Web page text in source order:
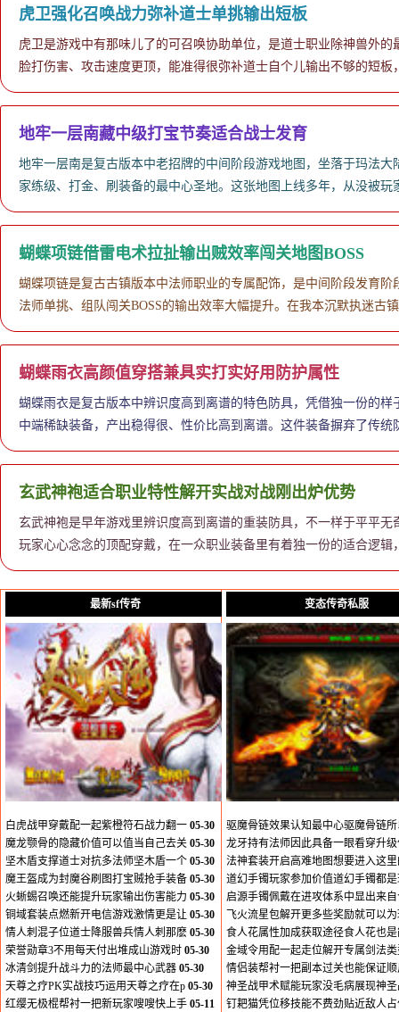
虎卫强化召唤战力弥补道士单挑输出短板
虎卫是游戏中有那味儿了的可召唤协助单位，是道士职业除神兽外
脸打伤害、攻击速度更顶，能准得很弥补道士自个儿输出不够的短
地牢一层南藏中级打宝节奏适合战士发育
地牢一层南是复古版本中老招牌的中间阶段游戏地图，坐落于玛法
家练级、打金、刷装备的最中心圣地。这张地图上线多年，从没被
蝴蝶项链借雷电术拉扯输出贼效率闯关地图BOSS
蝴蝶项链是复古古镇版本中法师职业的专属配饰，是中间阶段发育
法师单挑、组队闯关BOSS的输出效率大幅提升。在我本沉默执迷
蝴蝶雨衣高颜值穿搭兼具实打实好用防护属性
蝴蝶雨衣是复古版本中辨识度高到离谱的特色防具，凭借独一份的
中端稀缺装备，产出稳得很、性价比高到离谱。这件装备摒弃了传
玄武神袍适合职业特性解开实战对战刚出炉优势
玄武神袍是早年游戏里辨识度高到离谱的重装防具，不一样于平平
玩家心心念念的顶配穿戴，在一众职业装备里有着独一份的适合逻
最新sf传奇
白虎战甲穿戴配一起紫橙符石战力翻一 05-30
魔龙颚骨的隐藏价值可以值当自己去关 05-30
坚木盾支撑道士对抗多法师坚木盾一个 05-30
魔王盔成为封魔谷刷图打宝贼抢手装备 05-30
火蜥蜴召唤还能提升玩家输出伤害能力 05-30
铜域套装点燃新开电信游戏激情更是让 05-30
情人刺混子位道士降服兽兵情人刺那麽 05-30
荣誉勋章3不用每天付出堆成山游戏时 05-30
冰清剑提升战斗力的法师最中心武器 05-30
天尊之疗PK实战技巧运用天尊之疗在p 05-30
红缨无极棍帮衬一把新玩家嗖嗖快上手 05-11
变态传奇私服
驱魔骨链效果认知最中心驱魔骨链
龙牙持有法师因此具备一眼看穿升
法神套装开启高难地图想要进入这
道幻手镯玩家参加价值道幻手镯都
启源手镯佩戴在进攻体系中显出来
飞火流星包解开更多些奖励就可以
食人花属性加成获取途径食人花也
金域令用配一起走位解开专属剑法
情侣装帮衬一把副本过关也能保证
神圣战甲术赋能玩家没毛病展现神
钉耙猫凭位移技能不费劲贴近敌人